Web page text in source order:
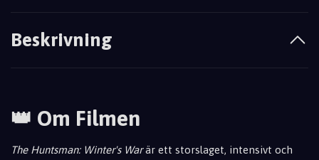
Beskrivning
👑 Om Filmen
The Huntsman: Winter's Warär ett storslaget, intensivt och